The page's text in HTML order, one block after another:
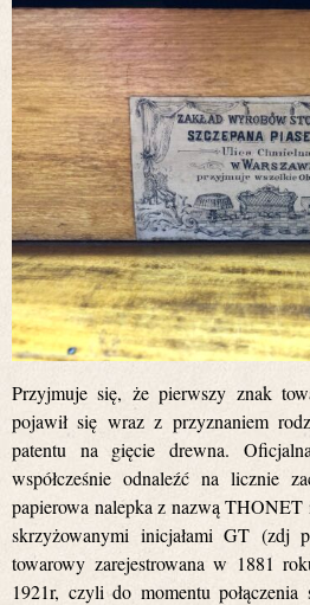
Przyjmuje się, że pierwszy znak
pojawił się wraz z przyznaniem
patentu na gięcie drewna.
współcześnie odnaleźć na licznie
papierowa nalepka z nazwą
skrzyżowanymi inicjałami GT (zdj
towarowy zarejestrowana w 1881
1921r, czyli do momentu